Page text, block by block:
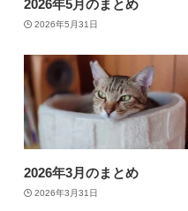
2026年5月のまとめ
2026年5月31日
2026年3月のまとめ
2026年3月31日